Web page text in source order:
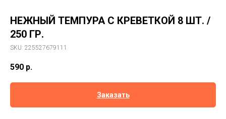
НЕЖНЫЙ ТЕМПУРА С КРЕВЕТКОЙ 8 ШТ. /
250 ГР.
SKU: 225527679111
590 р.
Заказать